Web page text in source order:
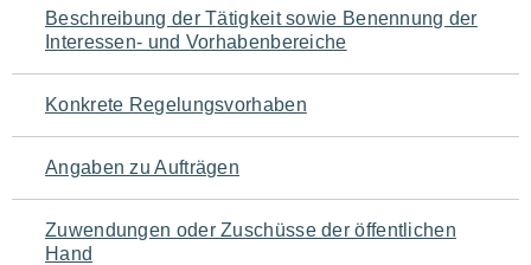
den
Seiteninhalt
Beschreibung der Tätigkeit sowie Benennung der
Interessen- und Vorhabenbereiche
Konkrete Regelungsvorhaben
Angaben zu Aufträgen
Zuwendungen oder Zuschüsse der öffentlichen
Hand